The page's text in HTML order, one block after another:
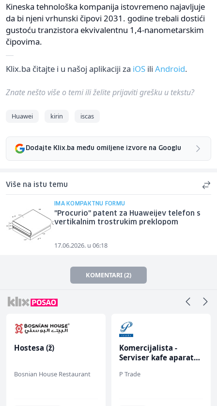
Kineska tehnološka kompanija istovremeno najavljuje
da bi njeni vrhunski čipovi 2031. godine trebali dostići
gustoću tranzistora ekvivalentnu 1,4-nanometarskim
čipovima.
Klix.ba čitajte i u našoj aplikaciji za iOS ili Android.
Znate nešto više o temi ili želite prijaviti grešku u tekstu?
Huawei kirin iscas
Dodajte Klix.ba među omiljene izvore na Googlu
Više na istu temu
IMA KOMPAKTNU FORMU
"Procurio" patent za Huaweijev telefon s
vertikalnim trostrukim preklopom
17.06.2026. u 06:18
KOMENTARI (2)
Hostesa (ž)
Bosnian House Restaurant
Komercijalista -
Serviser kafe aparata
P Trade